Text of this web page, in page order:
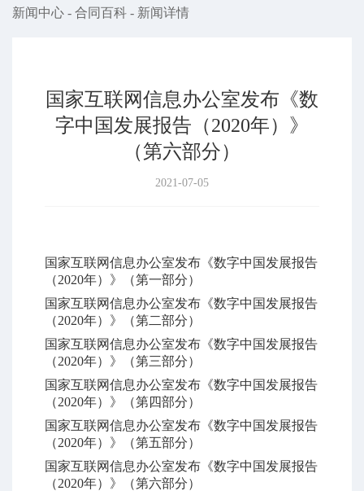
新闻中心 - 合同百科 - 新闻详情
国家互联网信息办公室发布《数
字中国发展报告（2020年）》
（第六部分）
2021-07-05
国家互联网信息办公室发布《数字中国发展报告
（2020年）》（第一部分）
国家互联网信息办公室发布《数字中国发展报告
（2020年）》（第二部分）
国家互联网信息办公室发布《数字中国发展报告
（2020年）》（第三部分）
国家互联网信息办公室发布《数字中国发展报告
（2020年）》（第四部分）
国家互联网信息办公室发布《数字中国发展报告
（2020年）》（第五部分）
国家互联网信息办公室发布《数字中国发展报告
（2020年）》（第六部分）